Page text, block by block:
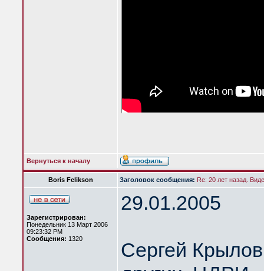
Вернуться к началу
Boris Felikson Заголовок сообщения: Re: 20 лет назад.
Зарегистрирован:
Понедельник 13 Март 2006
09:23:32 PM
Сообщения: 1320
29.01.2005
Сергей